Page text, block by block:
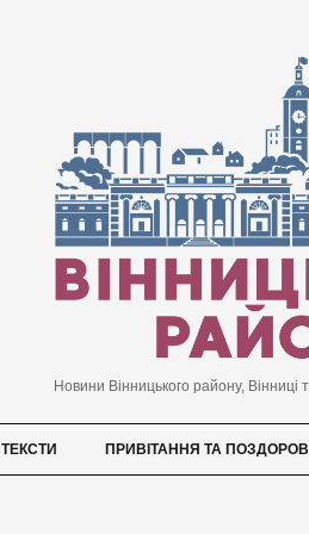
Новини Вінницького району, Вінниці
ТЕКСТИ ПРИВІТАННЯ ТА